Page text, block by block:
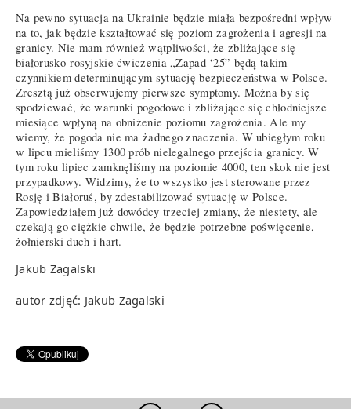
Na pewno sytuacja na Ukrainie będzie miała bezpośredni wpływ
na to, jak będzie kształtować się poziom zagrożenia i agresji na
granicy. Nie mam również wątpliwości, że zbliżające się
białorusko-rosyjskie ćwiczenia „Zapad ‘25” będą takim
czynnikiem determinującym sytuację bezpieczeństwa w Polsce.
Zresztą już obserwujemy pierwsze symptomy. Można by się
spodziewać, że warunki pogodowe i zbliżające się chłodniejsze
miesiące wpłyną na obniżenie poziomu zagrożenia. Ale my
wiemy, że pogoda nie ma żadnego znaczenia. W ubiegłym roku
w lipcu mieliśmy 1300 prób nielegalnego przejścia granicy. W
tym roku lipiec zamknęliśmy na poziomie 4000, ten skok nie jest
przypadkowy. Widzimy, że to wszystko jest sterowane przez
Rosję i Białoruś, by zdestabilizować sytuację w Polsce.
Zapowiedziałem już dowódcy trzeciej zmiany, że niestety, ale
czekają go ciężkie chwile, że będzie potrzebne poświęcenie,
żołnierski duch i hart.
Jakub Zagalski
autor zdjęć: Jakub Zagalski